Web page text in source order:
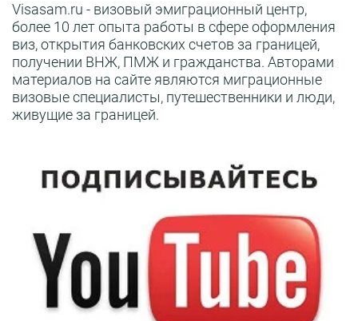
Visasam.ru - визовый эмиграционный центр,
более 10 лет опыта работы в сфере оформления
виз, открытия банковских счетов за границей,
получении ВНЖ, ПМЖ и гражданства. Авторами
материалов на сайте являются миграционные
визовые специалисты, путешественники и люди,
живущие за границей.